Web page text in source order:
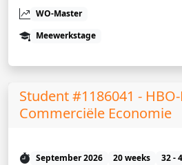
WO-Master
Meewerkstage
Student #1186041 -
Commerciële Economie
September 2026 20 weeks
32 -